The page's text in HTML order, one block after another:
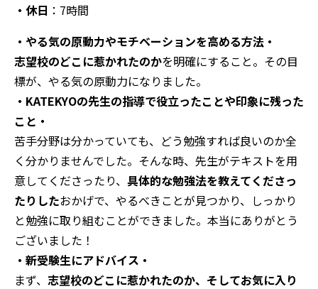
・休日 ：7時間
・やる気の原動力やモチベーションを高める方法・
志望校のどこに惹かれたのかを明確にすること。その目
標が、やる気の原動力になりました。
・KATEKYOの先生の指導で役立ったことや印象に残った
こと・
苦手分野は分かっていても、どう勉強すれば良いのか全
く分かりませんでした。そんな時、先生がテキストを用
意してくださったり、 具体的な勉強法を教えてくださっ
たりしたおかげで、やるべきことが見つかり、しっかり
と勉強に取り組むことができました。本当にありがとう
ございました！
・新受験生にアドバイス・
まず、 志望校のどこに惹かれたのか、そしてお気に入り